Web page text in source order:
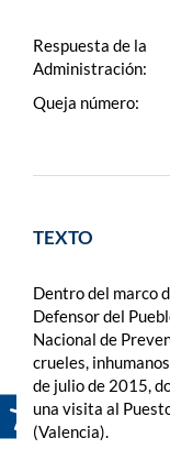
Respuesta de la
Administración:
Queja número:
TEXTO
Dentro del marco
Defensor del
Nacional de
crueles,
de julio de 2015,
una visita al
(Valencia).